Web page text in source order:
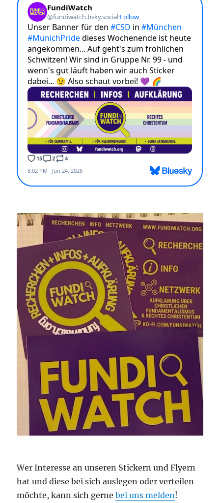
Wer Interesse an unseren Stickern und Flyern
hat und diese bei sich auslegen oder verteilen
möchte, kann sich gernebei uns melden!